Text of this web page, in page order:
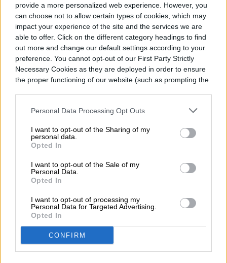
provide a more personalized web experience. However, you
can choose not to allow certain types of cookies, which may
impact your experience of the site and the services we are
able to offer. Click on the different category headings to find
out more and change our default settings according to your
preference. You cannot opt-out of our First Party Strictly
Necessary Cookies as they are deployed in order to ensure
the proper functioning of our website (such as prompting the
Personal Data Processing Opt Outs
I want to opt-out of the Sharing of my
personal data.
Opted In
I want to opt-out of the Sale of my
Personal Data.
Opted In
I want to opt-out of processing my
Personal Data for Targeted Advertising.
Opted In
CONFIRM
Karina Tapia
Redes sociales (Facebook, Instagram,
TikTok), videojuegos y las últimas
tendencias del internet y la industria
Topics
Noticias HomepageTelefonía celular